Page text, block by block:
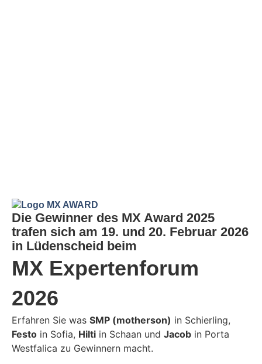
Die Gewinner des MX Award 2025
trafen sich am 19. und 20. Februar 2026
in Lüdenscheid beim
MX Expertenforum
2026
Erfahren Sie was SMP (motherson) in Schierling,
Festo in Sofia, Hilti in Schaan und Jacob in Porta
Westfalica zu Gewinnern macht.